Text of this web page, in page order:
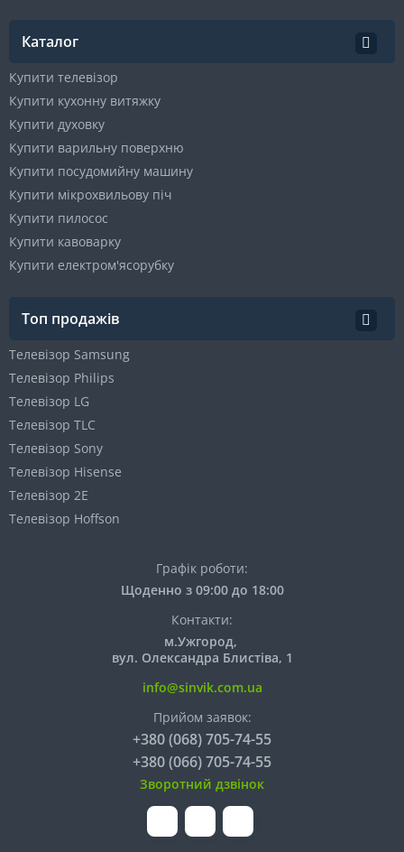
Каталог
Купити телевізор
Купити кухонну витяжку
Купити духовку
Купити варильну поверхню
Купити посудомийну машину
Купити мікрохвильову піч
Купити пилосос
Купити кавоварку
Купити електром'ясорубку
Топ продажів
Телевізор Samsung
Телевізор Philips
Телевізор LG
Телевізор TLC
Телевізор Sony
Телевізор Hisense
Телевізор 2E
Телевізор Hoffson
Графік роботи:
Щоденно з 09:00 до 18:00
Контакти:
м.Ужгород,
вул. Олександра Блистіва, 1
info@sinvik.com.ua
Прийом заявок:
+380 (068) 705-74-55
+380 (066) 705-74-55
Зворотний дзвінок